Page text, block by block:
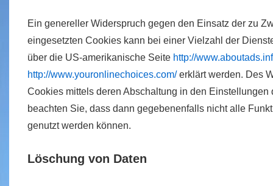
Ein genereller Widerspruch gegen den Einsatz der zu
eingesetzten Cookies kann bei einer Vielzahl der
über die US-amerikanische Seite http://
http://www.youronlinechoices.com/erklärt werden. Des
Cookies mittels deren Abschaltung in den
beachten Sie, dass dann gegebenenfalls nicht alle
genutzt werden können.
Löschung von Daten